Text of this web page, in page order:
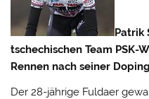
Patrik
tschechischen Team PSK-
Rennen nach seiner
Der 28-jährige Fuldaer